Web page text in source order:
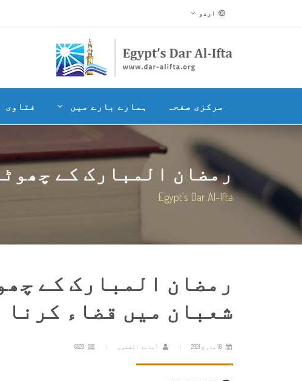
اردو
مرکزی صفحہ ہمارے بارے میں فتاوی
رمضان المبارک کے
Egypt's Dar Al-Ifta
رمضان المبارک کے
شعبان میں قضاء کرنا
أمانة الفتوى